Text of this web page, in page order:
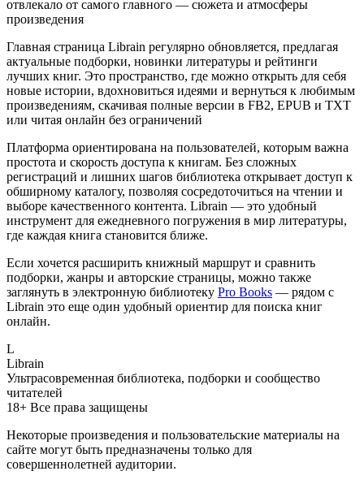
отвлекало от самого главного — сюжета и атмосферы
произведения
Главная страница Librain регулярно обновляется, предлагая
актуальные подборки, новинки литературы и рейтинги
лучших книг. Это пространство, где можно открыть для себя
новые истории, вдохновиться идеями и вернуться к любимым
произведениям, скачивая полные версии в FB2, EPUB и TXT
или читая онлайн без ограничений
Платформа ориентирована на пользователей, которым важна
простота и скорость доступа к книгам. Без сложных
регистраций и лишних шагов библиотека открывает доступ к
обширному каталогу, позволяя сосредоточиться на чтении и
выборе качественного контента. Librain — это удобный
инструмент для ежедневного погружения в мир литературы,
где каждая книга становится ближе.
Если хочется расширить книжный маршрут и сравнить
подборки, жанры и авторские страницы, можно также
заглянуть в электронную библиотеку Pro Books — рядом с
Librain это еще один удобный ориентир для поиска книг
онлайн.
L
Librain
Ультрасовременная библиотека, подборки и сообщество
читателей
18+ Все права защищены
Некоторые произведения и пользовательские материалы на
сайте могут быть предназначены только для
совершеннолетней аудитории.